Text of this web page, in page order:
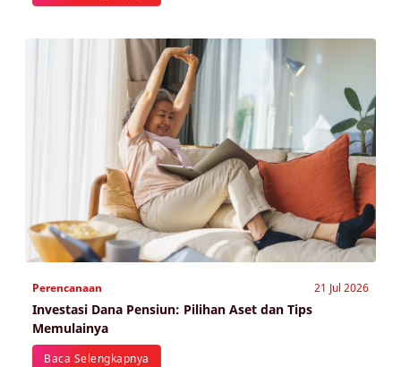
Perencanaan 21 Jul 2026
Investasi Dana Pensiun: Pilihan Aset dan Tips
Memulainya
Baca Selengkapnya